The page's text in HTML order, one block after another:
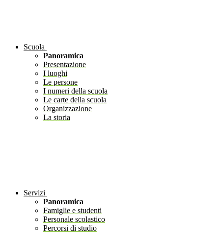
Scuola
Panoramica
Presentazione
I luoghi
Le persone
I numeri della scuola
Le carte della scuola
Organizzazione
La storia
Servizi
Panoramica
Famiglie e studenti
Personale scolastico
Percorsi di studio